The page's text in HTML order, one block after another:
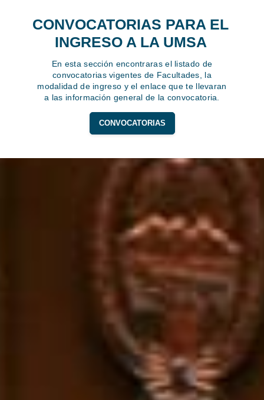
CONVOCATORIAS PARA EL
INGRESO A LA UMSA
En esta sección encontraras el listado de
convocatorias vigentes de Facultades, la
modalidad de ingreso y el enlace que te llevaran
a las información general de la convocatoria.
CONVOCATORIAS